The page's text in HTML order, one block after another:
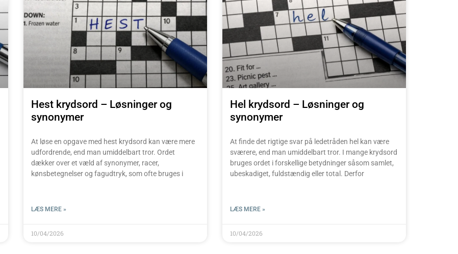
Hest krydsord – Løsninger og
synonymer
At løse en opgave med hest krydsord kan være mere
udfordrende, end man umiddelbart tror. Ordet
dækker over et væld af synonymer, racer,
kønsbetegnelser og fagudtryk, som ofte bruges i
LÆS MERE »
10/04/2026
Hel krydsord – Løsninger og
synonymer
At finde det rigtige svar på ledetråden hel kan være
sværere, end man umiddelbart tror. I mange krydsord
bruges ordet i forskellige betydninger såsom samlet,
ubeskadiget, fuldstændig eller total. Derfor
LÆS MERE »
10/04/2026